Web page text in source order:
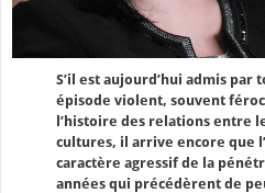
S’il est aujourd’hui admis
épisode violent, souvent
l’histoire des relations entre
cultures, il arrive encore que
caractère agressif de la
années qui précédèrent de